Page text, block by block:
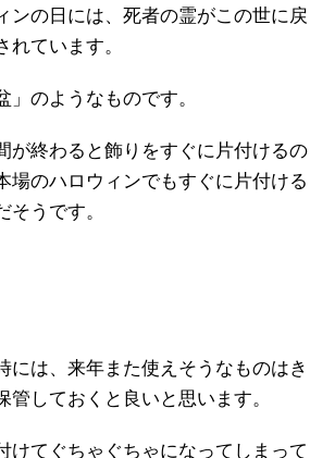
ンの日には、死者の霊がこの世に戻
れています。
」のようなものです。
が終わると飾りをすぐに片付けるの
場のハロウィンでもすぐに片付ける
そうです。
には、来年また使えそうなものはき
管しておくと良いと思います。
けてぐちゃぐちゃになってしまって